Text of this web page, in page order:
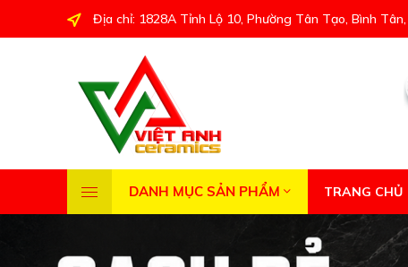
Địa chỉ: 1828A Tỉnh Lộ 10, Phường Tân Tạo, Bình Tân,
DANH MỤC SẢN PHẨM TRANG CHỦ